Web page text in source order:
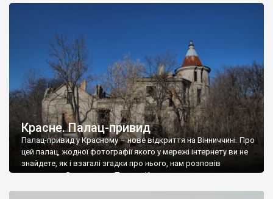
Красне. Палац-привид
Палац-привид у Красному – нове відкриття на Вінниччині. Про
цей палац, жодної фотографії якого у мережі інтернету ви не
знайдете, як і взагалі згадки про нього, нам розповів
мешканець Самгородка. Палац у Красному вразив не лише